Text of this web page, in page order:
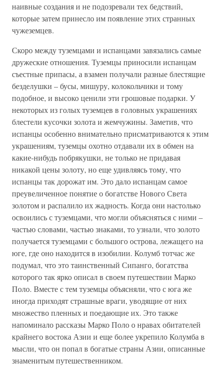
наивные создания и не подозревали тех бедствий,
которые затем принесло им появление этих странных
чужеземцев.
Скоро между туземцами и испанцами завязались самые
дружеские отношения. Туземцы приносили испанцам
съестные припасы, а взамен получали разные блестящие
безделушки – бусы, мишуру, колокольчики и тому
подобное, и высоко ценили эти грошовые подарки. У
некоторых из голых туземцев в головных украшениях
блестели кусочки золота и жемчужины. Заметив, что
испанцы особенно внимательно присматриваются к этим
украшениям, туземцы охотно отдавали их в обмен на
какие-нибудь побрякушки, не только не придавая
никакой цены золоту, но еще удивляясь тому, что
испанцы так дорожат им. Это дало испанцам самое
преувеличенное понятие о богатстве Нового Света
золотом и распалило их жадность. Когда они настолько
освоились с туземцами, что могли объясняться с ними –
частью словами, частью знаками, то узнали, что золото
получается туземцами с большого острова, лежащего на
юге, где оно находится в изобилии. Колумб тотчас же
подумал, что это таинственный Сипанго, богатства
которого так ярко описал в своем путешествии Марко
Поло. Вместе с тем туземцы объясняли, что с юга же
иногда приходят страшные враги, уводящие от них
множество пленных и поедающие их. Это также
напоминало рассказы Марко Поло о нравах обитателей
крайнего востока Азии и еще более укрепило Колумба в
мысли, что он попал в богатые страны Азии, описанные
знаменитым путешественником.